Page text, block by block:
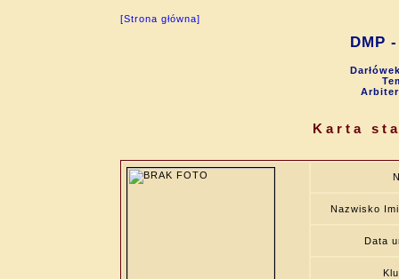
[Strona główna]
DMP
Karta
Nazwisko
Data